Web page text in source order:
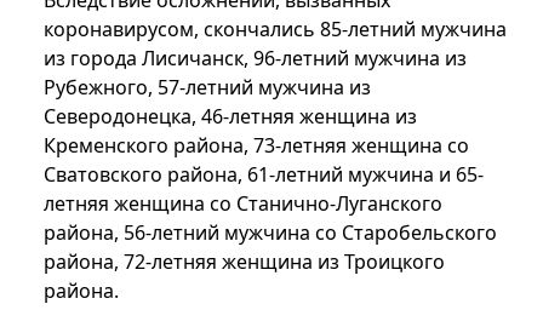
коронавирусом, скончались 85-летний мужчина
из города Лисичанск, 96-летний мужчина из
Рубежного, 57-летний мужчина из
Северодонецка, 46-летняя женщина из
Кременского района, 73-летняя женщина со
Сватовского района, 61-летний мужчина и 65-
летняя женщина со Станично-Луганского
района, 56-летний мужчина со Старобельского
района, 72-летняя женщина из Троицкого
района.